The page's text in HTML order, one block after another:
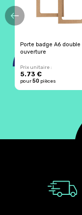
Porte badge A6 double
ouverture
Prix unitaire :
5.73 €
pour50 pièces